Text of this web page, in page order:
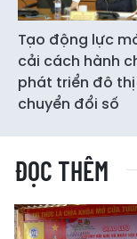
Tạo động lực
cải cách hành
phát triển đô
chuyển đổi số
ĐỌC THÊM